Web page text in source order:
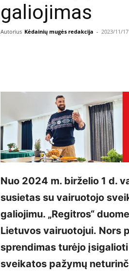
galiojimas
Autorius Kėdainių mugės redakcija - 2023/11/17
Nuo 2024 m. birželio 1 d.
susietas su vairuotojo
galiojimu. „Regitros“
Lietuvos vairuotojui. Nors
sprendimas turėjo
sveikatos pažymų